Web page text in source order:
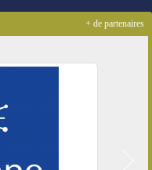
+ de partenaires